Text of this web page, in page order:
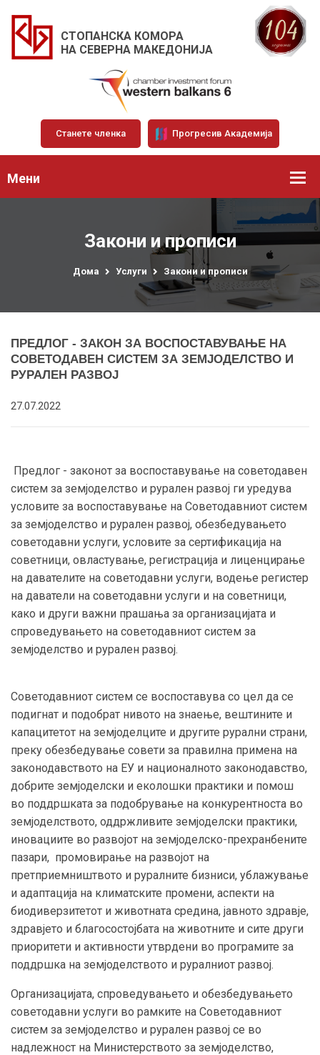
СТОПАНСКА КОМОРА
НА СЕВЕРНА МАКЕДОНИЈА
Станете членка Прогресив Академија
Мени
Закони и прописи
Дома Услуги Закони и прописи
ПРЕДЛОГ - ЗАКОН ЗА ВОСПОСТАВУВАЊЕ НА
СОВЕТОДАВЕН СИСТЕМ ЗА ЗЕМЈОДЕЛСТВО И
РУРАЛЕН РАЗВОЈ
27.07.2022
Предлог - законот за воспоставување на советодавен
систем за земјоделство и рурален развој ги уредува
условите за воспоставување на Советодавниот систем
за земјоделство и рурален развој, обезбедувањето
советодавни услуги, условите за сертификација на
советници, овластување, регистрација и лиценцирање
на давателите на советодавни услуги, водење регистер
на даватели на советодавни услуги и на советници,
како и други важни прашања за организацијата и
спроведувањето на советодавниот систем за
земјоделство и рурален развој.
Советодавниот систем се воспоставува со цел да се
подигнат и подобрат нивото на знаење, вештините и
капацитетот на земјоделците и другите рурални страни,
преку обезбедување совети за правилна примена на
законодавството на ЕУ и националното законодавство,
добрите земјоделски и еколошки практики и помош
во поддршката за подобрување на конкурентноста во
земјоделството, оддржливите земјоделски практики,
иновациите во развојот на земјоделско-прехранбените
пазари, промовирање на развојот на
претприемништвото и руралните бизниси, ублажување
и адаптација на климатските промени, аспекти на
биодиверзитетот и животната средина, јавното здравје,
здравјето и благосостојбата на животните и сите други
приоритети и активности утврдени во програмите за
поддршка на земјоделството и руралниот развој.
Организацијата, спроведувањето и обезбедувањето
советодавни услуги во рамките на Советодавниот
систем за земјоделство и рурален развој се во
надлежност на Министерството за земјоделство,